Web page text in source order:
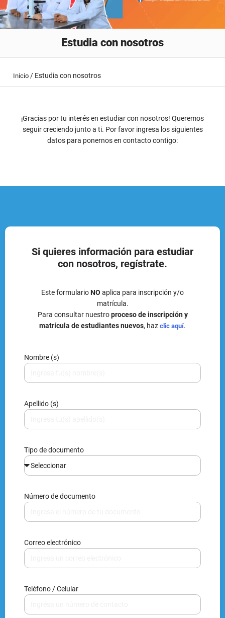
Estudia con nosotros
Inicio / Estudia con nosotros
¡Gracias por tu interés en estudiar con nosotros! Queremos
seguir creciendo junto a ti. Por favor ingresa los siguientes
datos para ponernos en contacto contigo:
Si quieres información para estudiar
con nosotros, regístrate.
Este formularioNO aplica para inscripción y/o
matrícula.
Para consultar nuestroproceso de inscripción y
matrícula de estudiantes nuevos, haz clic aquí.
Nombre (s)
Apellido (s)
Tipo de documento
Número de documento
Correo electrónico
Teléfono / Celular